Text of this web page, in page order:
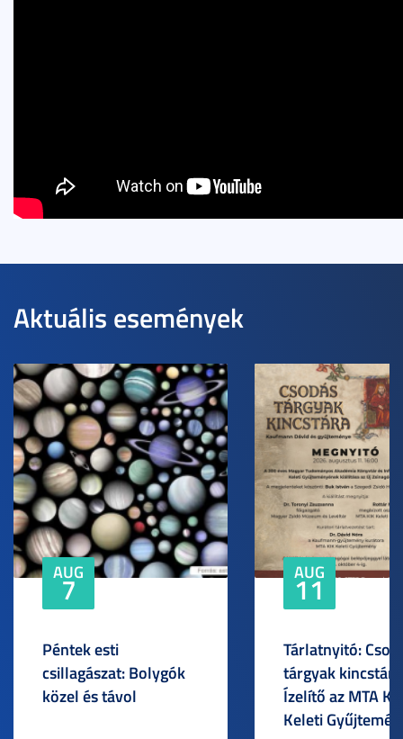
Aktuális események
AUG
7
Péntek esti
csillagászat: Bolygók
közel és távol
AUG
11
Tárlatnyitó:
tárgyak
Ízelítő az MTA
Keleti